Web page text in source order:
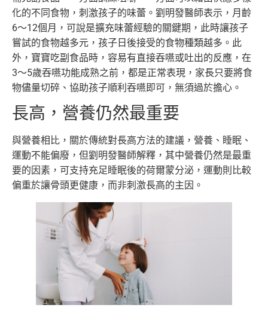
化的不同食物，刺激孩子的味蕾。劉明發醫師表示，月齡
6～12個月，可說是擴充味蕾經驗的關鍵期，此時讓孩子
嘗試的食物越多元，孩子日後接受的食物種類越多。此
外，寶寶吃副食品時，容易有直接吞嚥或吐出的反應，在
3～5歲吞嚥功能成熟之前，都是正常表現，家長只要將食
物儘量切碎、協助孩子順利吞嚥即可，無須過於擔心。
長高，營養仍然最重要
與營養相比，關於傳統對長高方法的建議，營養、睡眠、
運動不能偏廢，但劉明發醫師解釋，其中營養仍然是最重
要的因素，可支持充足睡眠後的荷爾蒙分泌，運動則比較
偏重於讓骨頭更健康，而非刺激長高的主因。